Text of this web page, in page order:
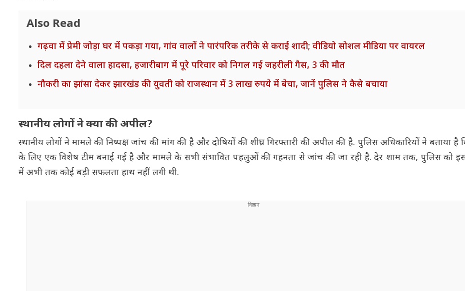
Also Read
गढ़वा में प्रेमी जोड़ा घर में पकड़ा गया, गांव वालों ने पारंपरिक तरीके से कराई शादी; वीडियो सोशल मीडिया पर वायरल
दिल दहला देने वाला हादसा, हजारीबाग में पूरे परिवार को निगल गई जहरीली गैस, 3 की मौत
नौकरी का झांसा देकर झारखंड की युवती को राजस्थान में 3 लाख रुपये में बेचा, जानें पुलिस ने कैसे बचाया
स्थानीय लोगों ने क्या की अपील?
स्थानीय लोगों ने मामले की निष्पक्ष जांच की मांग की है और दोषियों की शीघ्र गिरफ्तारी की अपील की है. पुलिस अधिकारियों ने बताया है
के लिए एक विशेष टीम बनाई गई है और मामले के सभी संभावित पहलुओं की गहनता से जांच की जा रही है. देर शाम तक, पुलिस को
में अभी तक कोई बड़ी सफलता हाथ नहीं लगी थी.